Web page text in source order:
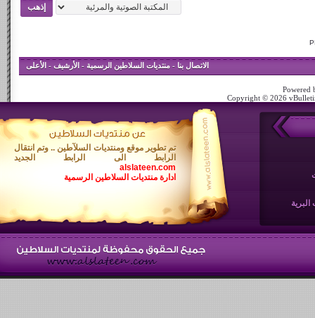
الاتصال بنا - منتديات السلاطين الرسمية- الأرشيف- الأعلى
Powered
Copyright © 2026
تم تطوير موقع ومنتديات السلآطين .. وتم انتقال
الرابط الى الرابط الجديد
alslateen.com
ادارة منتديات السلاطين الرسمية